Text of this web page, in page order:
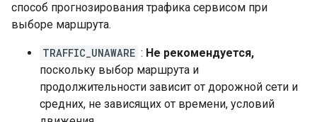
способ прогнозирования трафика сервисом при
выборе маршрута.
TRAFFIC_UNAWARE : Не рекомендуется,
поскольку выбор маршрута и
продолжительности зависит от дорожной сети и
средних, не зависящих от времени, условий